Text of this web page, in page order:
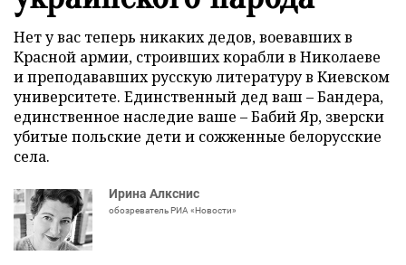
Нет у вас теперь никаких дедов, воевавших в
Красной армии, строивших корабли в Николаеве
и преподававших русскую литературу в Киевском
университете. Единственный дед ваш – Бандера,
единственное наследие ваше – Бабий Яр, зверски
убитые польские дети и сожженные белорусские
села.
Ирина Алкснис
обозреватель РИА «Новости»